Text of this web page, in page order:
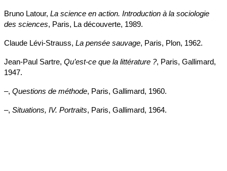
Bruno Latour, La science en action. Introduction à la sociologie
des sciences, Paris, La découverte, 1989.
Claude Lévi-Strauss, La pensée sauvage, Paris, Plon, 1962.
Jean-Paul Sartre, Qu’est-ce que la littérature ?, Paris, Gallimard,
1947.
–, Questions de méthode, Paris, Gallimard, 1960.
–, Situations, IV. Portraits, Paris, Gallimard, 1964.